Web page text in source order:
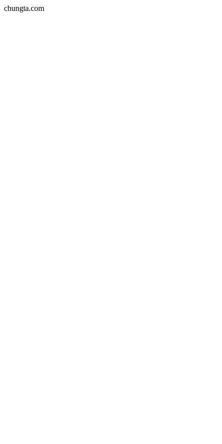
chungta.com